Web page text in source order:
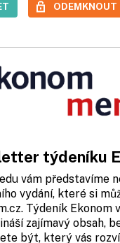
týdeníku
vám představíme
vydání, které si
Týdeník Ekonom
zajímavý obsah,
být, který vás